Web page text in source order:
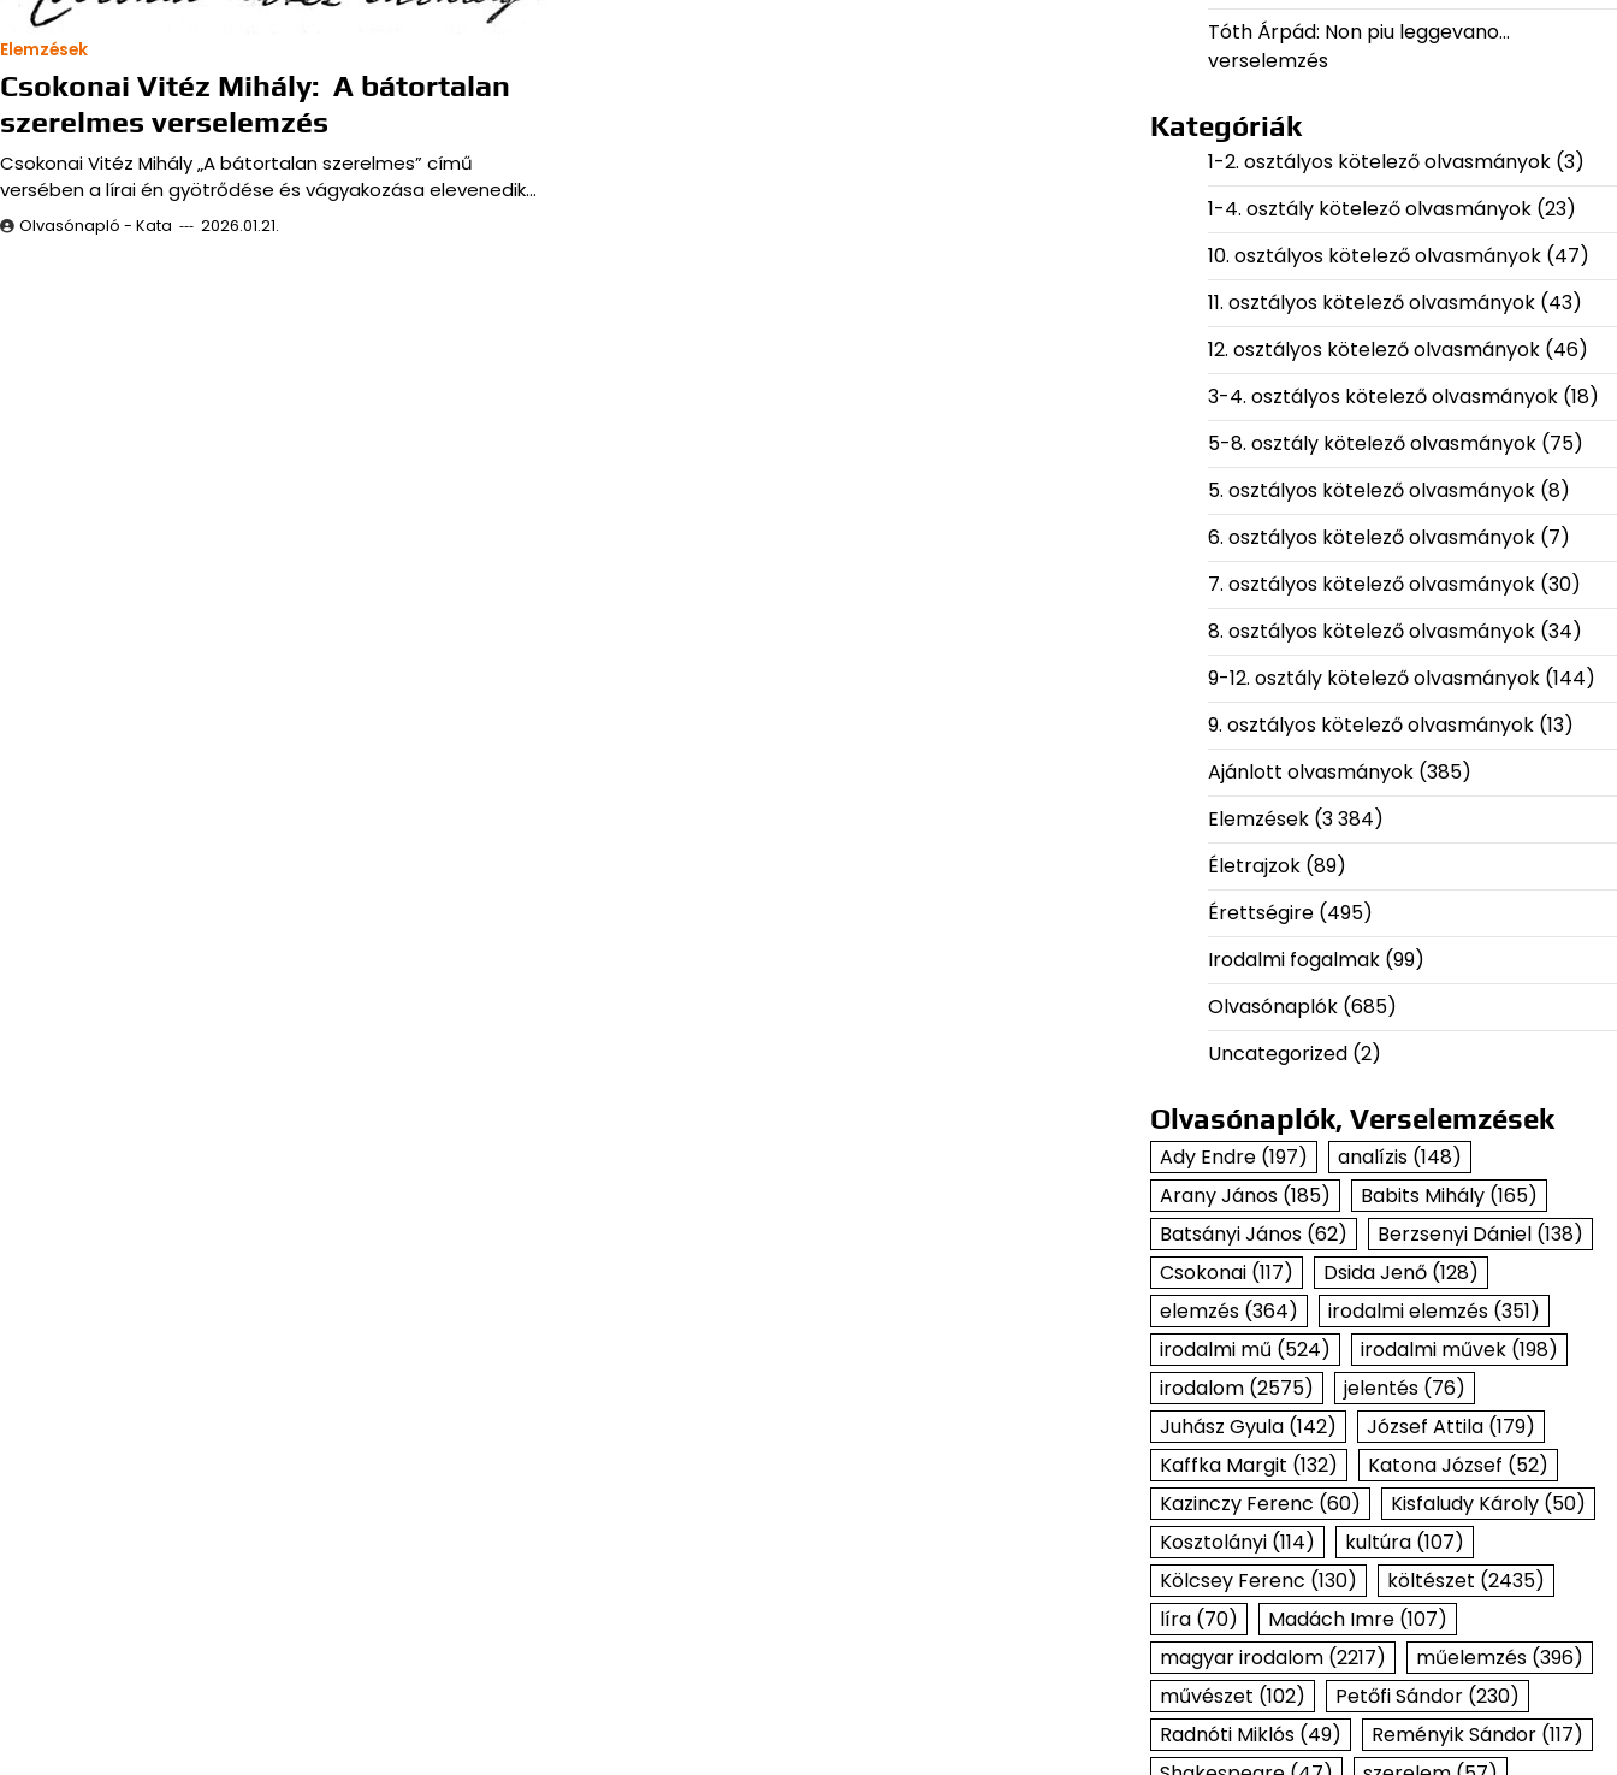
Elemzések
Csokonai Vitéz Mihály: A bátortalan
szerelmes verselemzés
Csokonai Vitéz Mihály „A bátortalan szerelmes” című
versében a lírai én gyötrődése és vágyakozása elevenedik…
Olvasónapló - Kata 2026.01.21.
Tóth Árpád: Non piu leggevano…
verselemzés
Kategóriák
1-2. osztályos kötelező olvasmányok(3)
1-4. osztály kötelező olvasmányok(23)
10. osztályos kötelező olvasmányok(47)
11. osztályos kötelező olvasmányok(43)
12. osztályos kötelező olvasmányok(46)
3-4. osztályos kötelező olvasmányok(18)
5-8. osztály kötelező olvasmányok(75)
5. osztályos kötelező olvasmányok(8)
6. osztályos kötelező olvasmányok(7)
7. osztályos kötelező olvasmányok(30)
8. osztályos kötelező olvasmányok(34)
9-12. osztály kötelező olvasmányok(144)
9. osztályos kötelező olvasmányok(13)
Ajánlott olvasmányok(385)
Elemzések(3 384)
Életrajzok(89)
Érettségire(495)
Irodalmi fogalmak(99)
Olvasónaplók(685)
Uncategorized(2)
Olvasónaplók, Verselemzések
Ady Endre(197) analízis(148)
Arany János(185) Babits Mihály(165)
Batsányi János(62) Berzsenyi Dániel(138)
Csokonai(117) Dsida Jenő(128)
elemzés(364) irodalmi elemzés(351)
irodalmi mű (524) irodalmi művek(198)
irodalom(2575) jelentés(76)
Juhász Gyula(142) József Attila(179)
Kaffka Margit (132) Katona József (52)
Kazinczy Ferenc (60) Kisfaludy Károly(50)
Kosztolányi(114) kultúra(107)
Kölcsey Ferenc (130) költészet (2435)
líra(70) Madách Imre(107)
magyar irodalom(2217) műelemzés(396)
művészet (102) Petőfi Sándor(230)
Radnóti Miklós(49) Reményik Sándor(117)